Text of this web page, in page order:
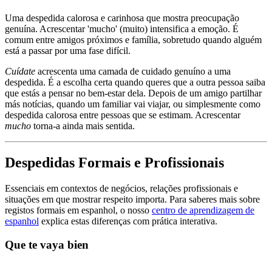
Uma despedida calorosa e carinhosa que mostra preocupação
genuína. Acrescentar 'mucho' (muito) intensifica a emoção. É
comum entre amigos próximos e família, sobretudo quando alguém
está a passar por uma fase difícil.
Cuídate acrescenta uma camada de cuidado genuíno a uma
despedida. É a escolha certa quando queres que a outra pessoa saiba
que estás a pensar no bem-estar dela. Depois de um amigo partilhar
más notícias, quando um familiar vai viajar, ou simplesmente como
despedida calorosa entre pessoas que se estimam. Acrescentar
mucho torna-a ainda mais sentida.
Despedidas Formais e Profissionais
Essenciais em contextos de negócios, relações profissionais e
situações em que mostrar respeito importa. Para saberes mais sobre
registos formais em espanhol, o nosso centro de aprendizagem de
espanhol explica estas diferenças com prática interativa.
Que te vaya bien